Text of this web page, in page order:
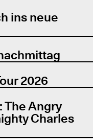
ins neue
2026
The Angry
Charles